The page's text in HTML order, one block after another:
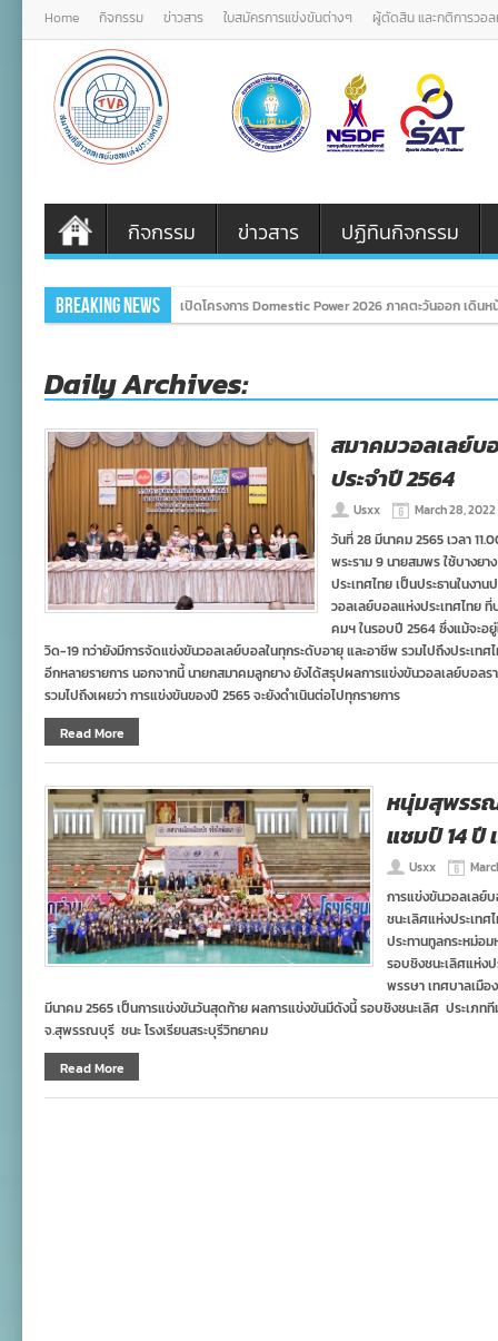
Home กิจกรรม ข่าวสาร ใบสมัครการแข่งขันต่างๆ ผู้ตัดสิน และกติการวอ
กิจกรรม ข่าวสาร ปฏิทินกิจกรรม
Breaking News เปิดโครงการ Domestic Power 2026 ภาคตะวันออก เดิน
Daily Archives:
สมาคมวอลเลย์
ประจำปี 2564
Usxx March 28, 2022
วันที่ 28 มีนาคม 2565 เวลา
พระราม 9 นายสมพร ใช้บางย
ประเทศไทย เป็นประธานในง
วอลเลย์บอลแห่งประเทศไทย
คมฯ ในรอบปี 2564 ซึ่งแม้จะอ
วิด-19 ทว่ายังมีการจัดแข่งขันวอลเลย์บอลในทุกระดับอายุ และอาชีพ รวมไปถึงประเทศ
อีกหลายรายการ นอกจากนี้ นายกสมาคมลูกยาง ยังได้สรุปผลการแข่งขันวอลเลย์บอล
รวมไปถึงเผยว่า การแข่งขันของปี 2565 จะยังดำเนินต่อไปทุกรายการ
Read More
หนุ่มสุพรร
แชมป์ 14 ปี
Usxx
การแข่งขันวอลเลย์บ
ชนะเลิศแห่งประเทศ
ประทานทูลกระหม่
รอบชิงชนะเลิศแห่ง
พรรษา เทศบาลเมือ
มีนาคม 2565 เป็นการแข่งขันวันสุดท้าย ผลการแข่งขันมีดังนี้ รอบชิงชนะเลิศ ประเภท
จ.สุพรรณบุรี ชนะ โรงเรียนสระบุรีวิทยาคม
Read More